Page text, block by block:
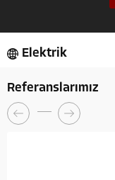
Elektrik
Referanslarımız